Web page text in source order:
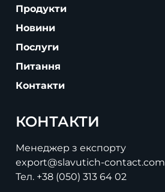
Продукти
Новини
Послуги
Питання
Контакти
КОНТАКТИ
Менеджер з експорту
export@slavutich-contact.com
Тел. +38 (050) 313 64 02